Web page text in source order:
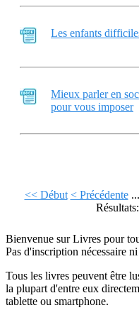
Les enfants
Mieux parler en
pour vous imposer
<< Début < Précédente ...
Bienvenue sur Livres pour
Pas d'inscription nécessaire
Tous les livres peuvent être
la plupart d'entre eux
tablette ou smartphone.